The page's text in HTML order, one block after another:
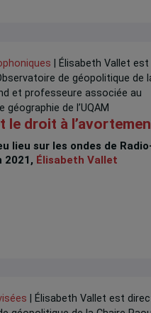
| Élisabeth Vallet est
de géopolitique de
et professeure associée au
de l’UQAM
le droit à
lieu sur les ondes de
2021, Élisabeth Vallet
| Élisabeth Vallet est